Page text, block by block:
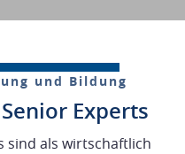
und Bildung
Experts
sind als wirtschaftlich